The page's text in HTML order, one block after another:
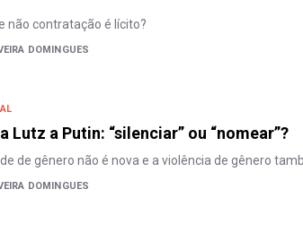
não contratação é lícito?
DOMINGUES
Lutz a Putin: “silenciar” ou “nomear”?
de gênero não é nova e a violência de gênero
DOMINGUES